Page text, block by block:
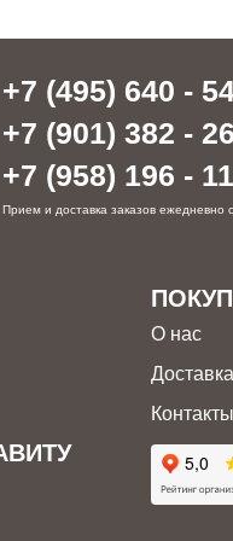
+7 (495) 640 -
+7 (901) 382 -
+7 (958) 196 -
Прием и доставка заказов ежедневно
О нас
Доставка
Контакты